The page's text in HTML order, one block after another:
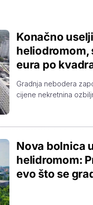
Konačno
heliodromom,
eura po
Gradnja nebodera
cijene nekretnina
Nova bolnica
helidromom:
evo što se